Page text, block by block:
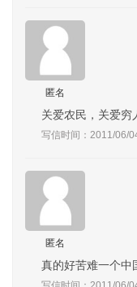
匿名
关爱农民，关爱穷
写信时间：2011/06/
匿名
真的好苦难一个中